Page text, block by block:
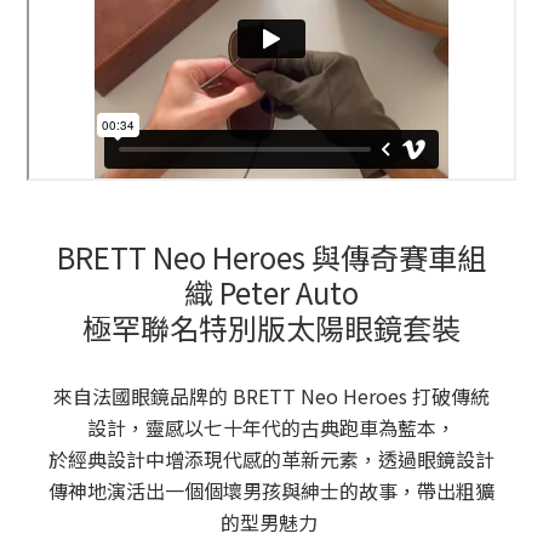
BRETT Neo Heroes 與傳奇賽車組
織 Peter Auto
極罕聯名特別版太陽眼鏡套裝
來自法國眼鏡品牌的 BRETT Neo Heroes 打破傳統
設計，靈感以七十年代的古典跑車為藍本，
於經典設計中增添現代感的革新元素，透過眼鏡設計
傳神地演活出一個個壞男孩與紳士的故事，帶出粗獷
的型男魅力